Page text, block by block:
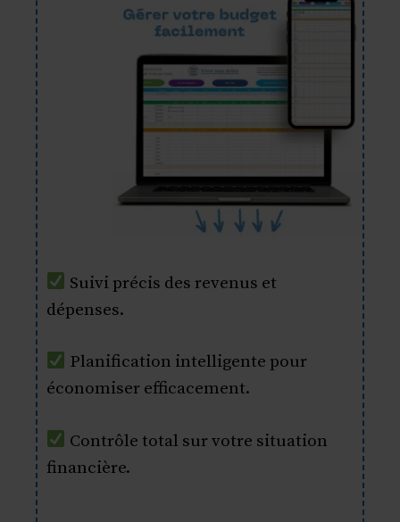
Suivi précis des revenus et
dépenses.
Planification intelligente pour
économiser efficacement.
Contrôle total sur votre situation
financière.